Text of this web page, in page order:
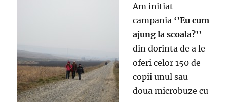
Am initiat
campania ‘’Eu cum
ajung la scoala?’’
din dorinta de a le
oferi celor 150 de
copii unul sau
doua microbuze cu